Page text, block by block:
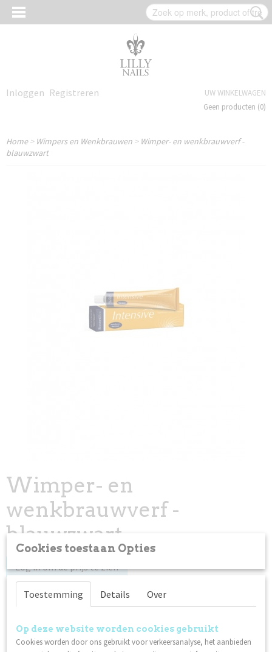
Inloggen Registreren
UW WINKELWAGEN
Geen producten (0)
Home> Wimpers en Wenkbrauwen > Wimper- en wenkbrauwverf -
blauwzwart
Wimper- en
wenkbrauwverf -
blauwzwart
Log in om de prijs te zien
Op voorraad
Omschrijving
Cookies toestaan Opties
Toestemming Details Over
Op deze website worden cookies gebruikt
Cookies worden door ons gebruikt voor verkeersanalyse, het aanbieden